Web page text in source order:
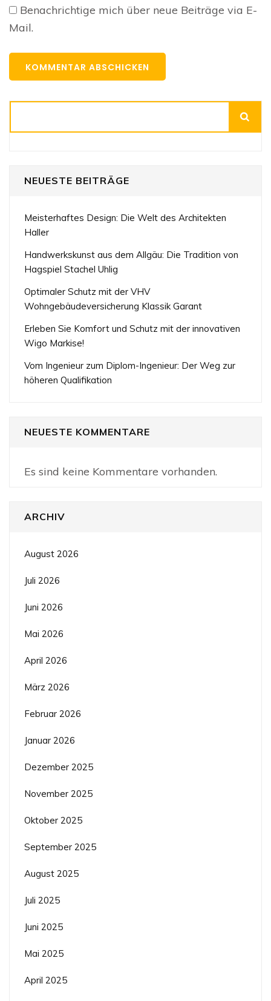
Benachrichtige mich über neue Beiträge via E-
Mail.
NEUESTE BEITRÄGE
Meisterhaftes Design: Die Welt des Architekten
Haller
Handwerkskunst aus dem Allgäu: Die Tradition von
Hagspiel Stachel Uhlig
Optimaler Schutz mit der VHV
Wohngebäudeversicherung Klassik Garant
Erleben Sie Komfort und Schutz mit der innovativen
Wigo Markise!
Vom Ingenieur zum Diplom-Ingenieur: Der Weg zur
höheren Qualifikation
NEUESTE KOMMENTARE
Es sind keine Kommentare vorhanden.
ARCHIV
August 2026
Juli 2026
Juni 2026
Mai 2026
April 2026
März 2026
Februar 2026
Januar 2026
Dezember 2025
November 2025
Oktober 2025
September 2025
August 2025
Juli 2025
Juni 2025
Mai 2025
April 2025